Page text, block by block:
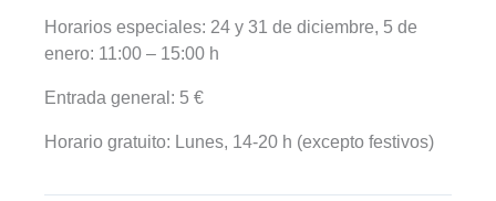
Horarios especiales: 24 y 31 de diciembre, 5 de
enero: 11:00 – 15:00 h
Entrada general: 5 €
Horario gratuito: Lunes, 14-20 h (excepto festivos)